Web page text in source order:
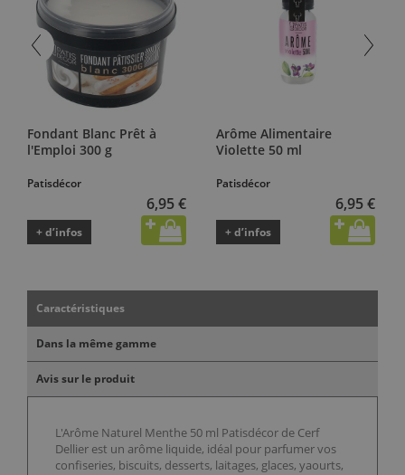
Fondant Blanc Prêt à
l'Emploi 300 g
Patisdécor
6,95 €
+ d’infos
Arôme Alimentaire
Violette 50 ml
Patisdécor
6,95 €
+ d’infos
Caractéristiques
Dans la même gamme
Avis sur le produit
L'Arôme Naturel Menthe 50 ml Patisdécor de Cerf
Dellier est un arôme liquide, idéal pour parfumer vos
confiseries, biscuits, desserts, laitages, glaces, yaourts,